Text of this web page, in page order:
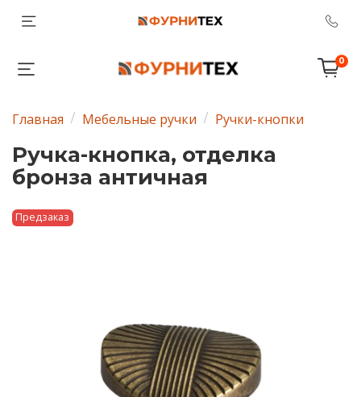
0
Главная Мебельные ручки Ручки-кнопки
Ручка-кнопка, отделка
бронза античная
Предзаказ